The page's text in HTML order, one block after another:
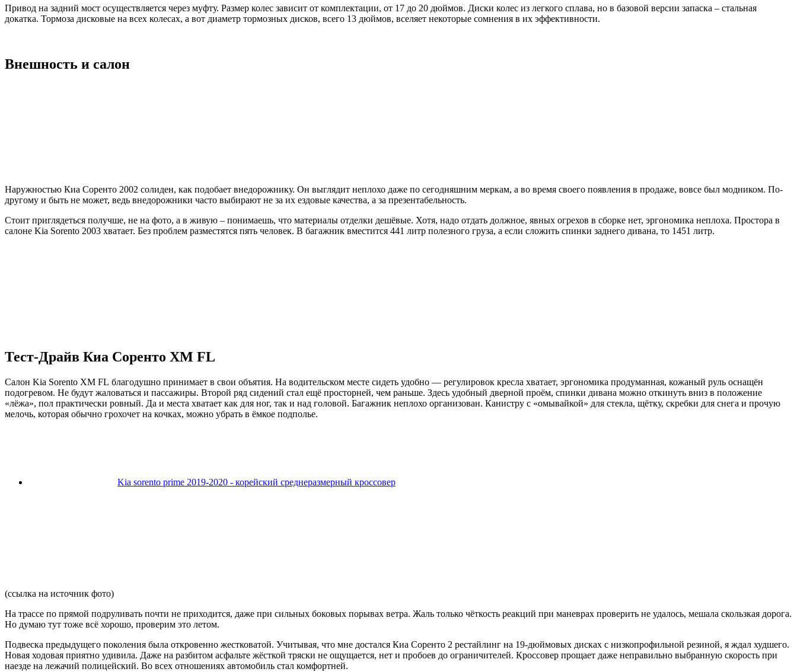
Привод на задний мост осуществляется через муфту. Размер колес зависит от комплектации, от 17 до 20 дюймов. Диски колес из легкого сплава, но в базовой версии запаска – стальная
докатка. Тормоза дисковые на всех колесах, а вот диаметр тормозных дисков, всего 13 дюймов, вселяет некоторые сомнения в их эффективности.
Внешность и салон
Наружностью Киа Соренто 2002 солиден, как подобает внедорожнику. Он выглядит неплохо даже по сегодняшним меркам, а во время своего появления в продаже, вовсе был модником. По-
другому и быть не может, ведь внедорожники часто выбирают не за их ездовые качества, а за презентабельность.
Стоит приглядеться получше, не на фото, а в живую – понимаешь, что материалы отделки дешёвые. Хотя, надо отдать должное, явных огрехов в сборке нет, эргономика неплоха. Простора в
салоне Kia Sorento 2003 хватает. Без проблем разместятся пять человек. В багажник вместится 441 литр полезного груза, а если сложить спинки заднего дивана, то 1451 литр.
Тест-Драйв Киа Соренто ХМ FL
Салон Kia Sorento XM FL благодушно принимает в свои объятия. На водительском месте сидеть удобно — регулировок кресла хватает, эргономика продуманная, кожаный руль оснащён
подогревом. Не будут жаловаться и пассажиры. Второй ряд сидений стал ещё просторней, чем раньше. Здесь удобный дверной проём, спинки дивана можно откинуть вниз в положение
«лёжа», пол практически ровный. Да и места хватает как для ног, так и над головой. Багажник неплохо организован. Канистру с «омывайкой» для стекла, щётку, скребки для снега и прочую
мелочь, которая обычно грохочет на кочках, можно убрать в ёмкое подполье.
Kia sorento prime 2019-2020 - корейский среднеразмерный кроссовер
(ссылка на источник фото)
На трассе по прямой подруливать почти не приходится, даже при сильных боковых порывах ветра. Жаль только чёткость реакций при маневрах проверить не удалось, мешала скользкая дорога.
Но думаю тут тоже всё хорошо, проверим это летом.
Подвеска предыдущего поколения была откровенно жестковатой. Учитывая, что мне достался Киа Соренто 2 рестайлинг на 19-дюймовых дисках с низкопрофильной резиной, я ждал худшего.
Новая ходовая приятно удивила. Даже на разбитом асфальте жёсткой тряски не ощущается, нет и пробоев до ограничителей. Кроссовер прощает даже неправильно выбранную скорость при
наезде на лежачий полицейский. Во всех отношениях автомобиль стал комфортней.